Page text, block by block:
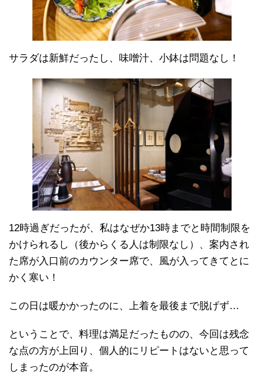
サラダは新鮮だったし、味噌汁、小鉢は問題なし！
12時過ぎだったが、私はなぜか13時までと時間制限を
かけられるし（後からくる人は制限なし）、案内され
た席が入口前のカウンター席で、風が入ってきてとに
かく寒い！
この日は暖かかったのに、上着を最後まで脱げず…
ということで、料理は満足だったものの、今回は残念
な点の方が上回り、個人的にリピートはないと思って
しまったのが本音。